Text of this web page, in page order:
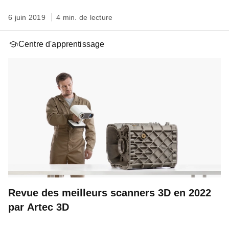
6 juin 2019 4 min. de lecture
Centre d'apprentissage
Revue des meilleurs scanners 3D en 2022
par Artec 3D